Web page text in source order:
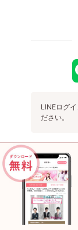
LINEログ
ださい。